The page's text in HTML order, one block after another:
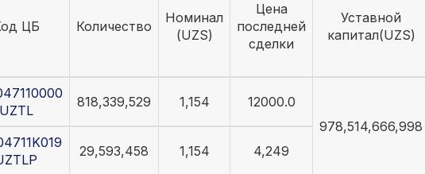
ЦБ Количество
Номинал
(UZS)
Цена
последней
сделки
Уставной
капитал(UZS)
UZTL
818,339,529 1,154
12000.0
978,514,666,998
29,593,458 1,154 4,249